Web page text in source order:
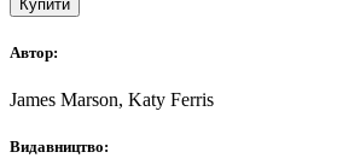
Купити
Автор:
James Marson, Katy Ferris
Видавництво: